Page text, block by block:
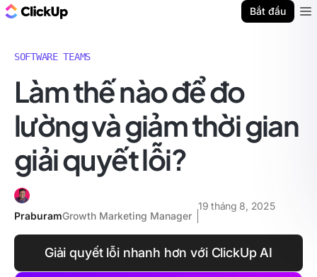
Bắt đầu
SOFTWARE TEAMS
Làm thế nào để đo
lường và giảm thời gian
giải quyết lỗi?
PraburamGrowth Marketing Manager
19 tháng 8, 2025
Giải quyết lỗi nhanh hơn với ClickUp AI